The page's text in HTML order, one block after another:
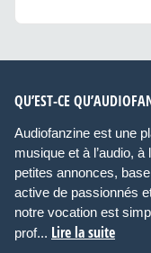
QU’EST-CE
Audiofanzine est une
musique et à l’audio,
petites annonces,
active de passionnés
notre vocation est
prof... Lire la suite